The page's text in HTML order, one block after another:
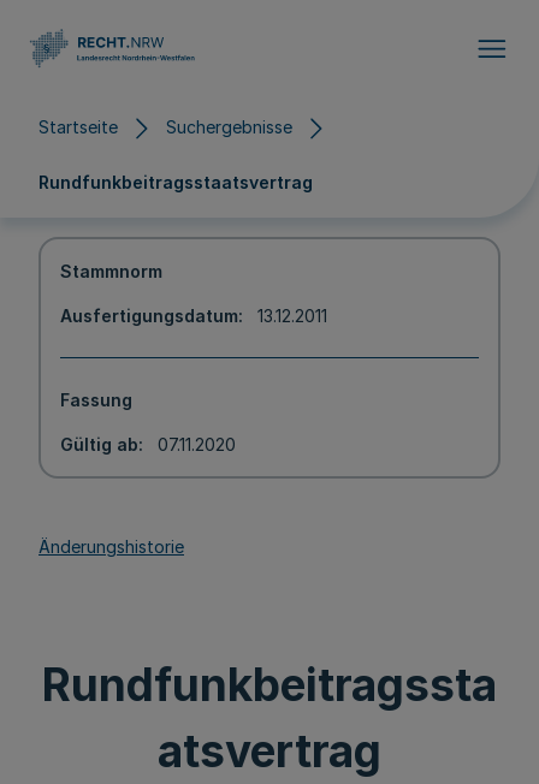
Startseite Suchergebnisse
Rundfunkbeitragsstaatsvertrag
Stammnorm
Ausfertigungsdatum 13.12.2011
Fassung
Gültig ab 07.11.2020
Änderungshistorie
Rundfunkbeitragssta
atsvertrag